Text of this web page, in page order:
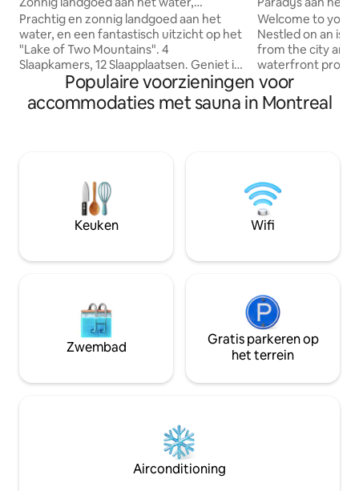
zwembad, sauna
Prachtig en zonnig landgoed aan het
water, en een fantastisch uitzicht op het
"Lake of Two Mountains". 4
Slaapkamers, 12 Slaapplaatsen. Geniet in
de woonkamer van je avond met een
glas wijnstok en houten open haard.
Plaats van ontspanning. Het grote
Gebouwd verwarmd zwembad in de
grond zal je verblijf onvergetelijk maken
(zwembad is alleen zomer). Maak wat
herinneringen op deze unieke plek.
bubbelbad
Welcome to your
Nestled on an
from the city and
waterfront
unparalleled
view of the
tranquility and
hot tub
Don't miss the
and create
Populaire voorzieningen voor
accommodaties met sauna in Montreal
Keuken Wifi
Zwembad
Gratis parkeren op
het terrein
Airconditioning